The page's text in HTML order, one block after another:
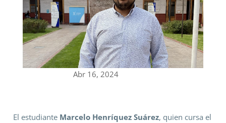
Abr 16, 2024
El estudiante Marcelo Henríquez Suárez, quien cursa el